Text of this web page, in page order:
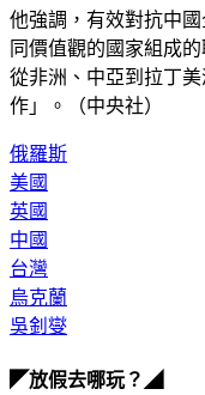
他強調，有效對抗中
同價值觀的國家組成
從非洲、中亞到拉丁
作」。（中央社）
俄羅斯
美國
英國
中國
台灣
烏克蘭
吳釗燮
◤放假去哪玩？◢